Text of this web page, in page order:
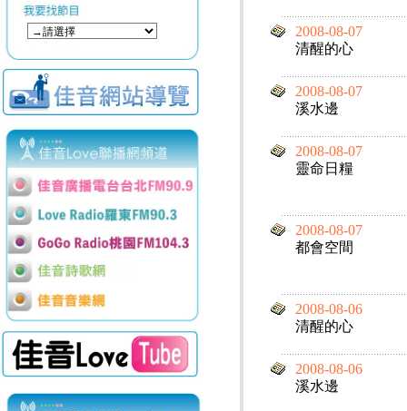
2008-08-07
清醒的心
2008-08-07
溪水邊
2008-08-07
靈命日糧
2008-08-07
都會空間
2008-08-06
清醒的心
2008-08-06
溪水邊